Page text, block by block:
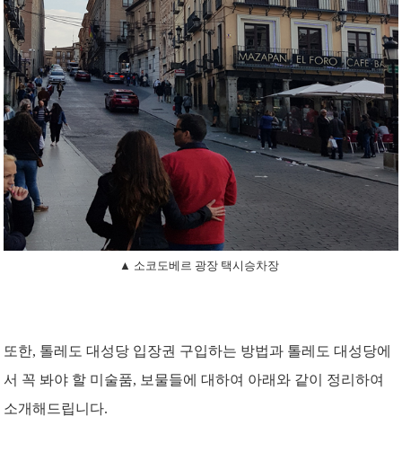
▲ 소코도베르 광장 택시승차장
또한, 톨레도 대성당 입장권 구입하는 방법과 톨레도 대성당에
서 꼭 봐야 할 미술품, 보물들에 대하여 아래와 같이 정리하여
소개해드립니다.